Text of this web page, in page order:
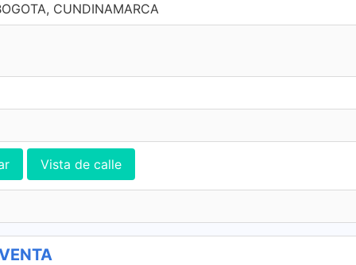
CUNDINAMARCA
Vista de calle